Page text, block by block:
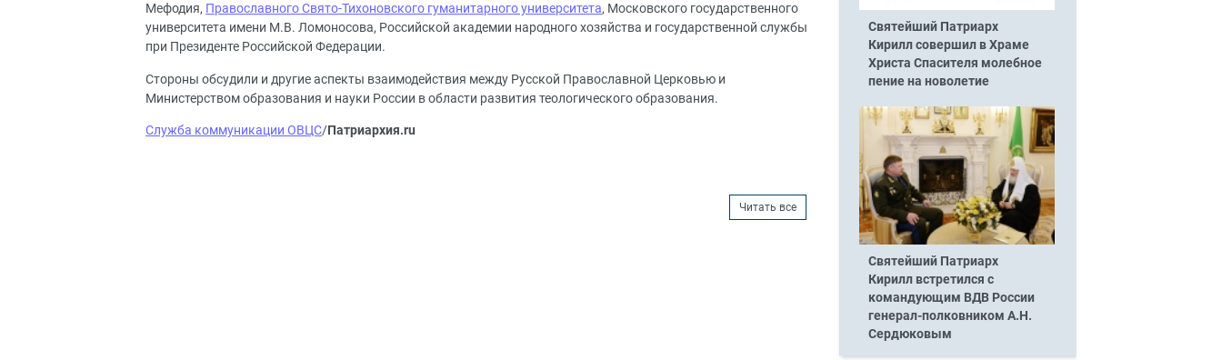
Мефодия, ПравославногоСвято-Тихоновского гуманитарного университета, Московского государственного
университета имени М.В. Ломоносова, Российской академии народного хозяйства и государственной службы
при Президенте Российской Федерации.
Стороны обсудили и другие аспекты взаимодействия между Русской Православной Церковью и
Министерством образования и науки России в области развития теологического образования.
Служба коммуникации ОВЦС/Патриархия.ru
Читать все
Святейший Патриарх
Кирилл совершил в Храме
Христа Спасителя молебное
пение на новолетие
Святейший Патриарх
Кирилл встретился с
командующим ВДВ России
генерал-полковником А.Н.
Сердюковым